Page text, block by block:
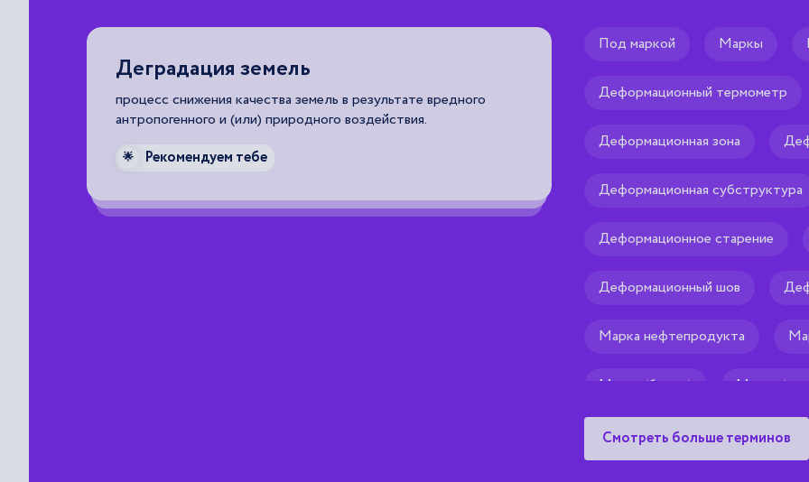
Деградация земель
процесс снижения качества земель в результате вредного
антропогенного и (или) природного воздействия.
🌟 Рекомендуем тебе
structure, vector data
точечных, линейных и
геометрии объектов, что
Под маркой Маркы
Деформационный термометр
Деформационная зона
Деформационная субструктура
Деформационное старение
Деформационный шов
Марка нефтепродукта
Марка (бренд) Марка
Смотреть больше терминов